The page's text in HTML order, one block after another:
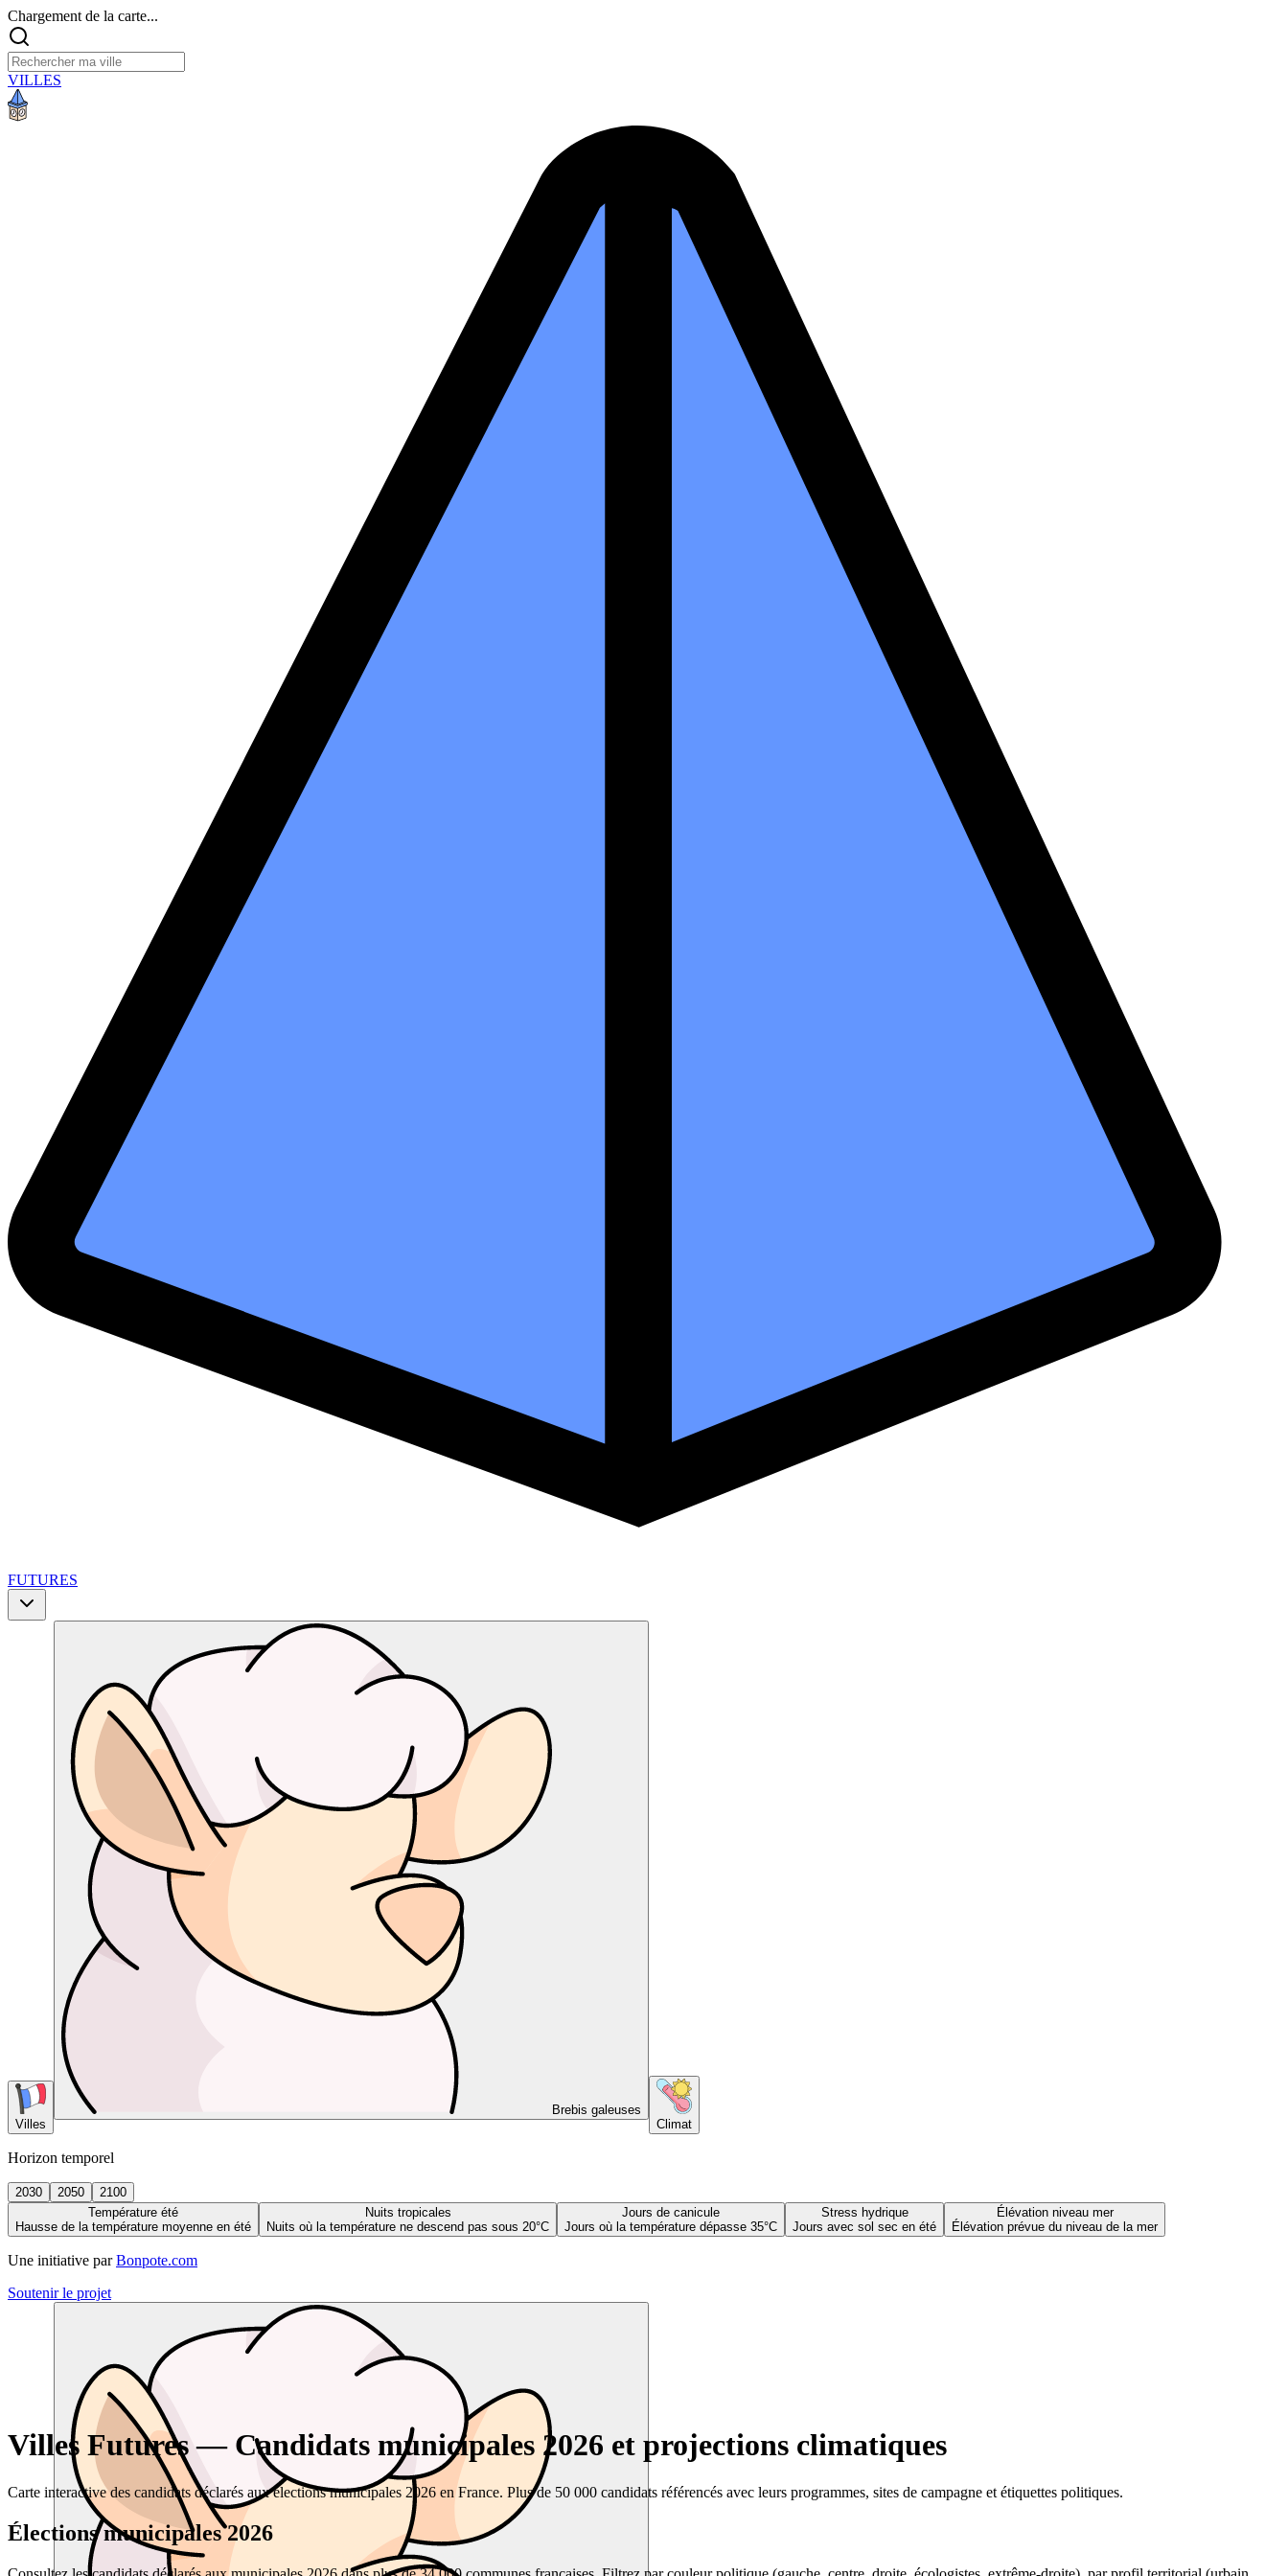
Chargement de la carte...
VILLES
FUTURES
Villes
Brebis galeuses
Climat
Horizon temporel
2030 2050
2100
Température été
Hausse de la température moyenne en été
Nuits tropicales
Nuits où la température ne descend pas sous 20°C
Jours de canicule
Jours où la température dépasse 35°C
Stress hydrique
Jours avec sol sec en été
Élévation niveau mer
Élévation prévue du niveau de la mer
Une initiative par Bonpote.com
Soutenir le projet
Villes Futures — Candidats municipales 2026 et projections climatiques
Carte interactive des candidats déclarés aux élections municipales 2026 en France. Plus de 50 000 candidats référencés avec leurs programmes, sites de campagne et étiquettes politiques.
Élections municipales 2026